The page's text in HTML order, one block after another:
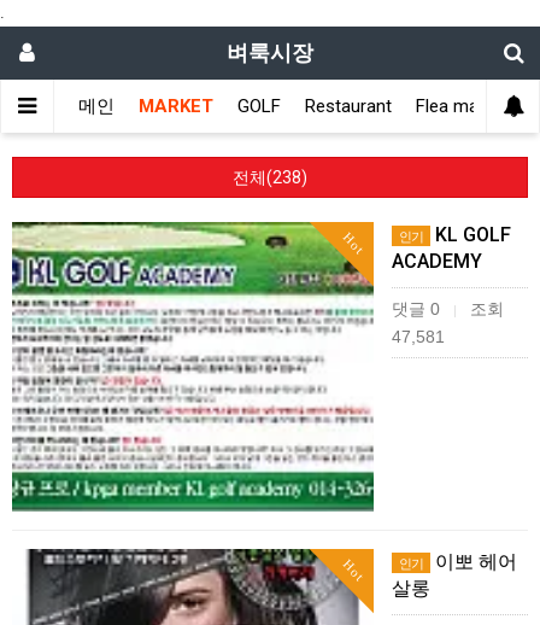
.
벼룩시장
메인 MARKET GOLF Restaurant Flea market
전체(238)
Hot 인기
KL GOLF
ACADEMY
댓글 0 |
조회
47,581
Hot 인기
이뽀 헤어
살롱